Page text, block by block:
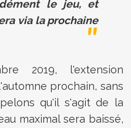
le jeu, et
via la prochaine
2019, l'extension
prochain, sans
qu'il s'agit de la
maximal sera baissé,